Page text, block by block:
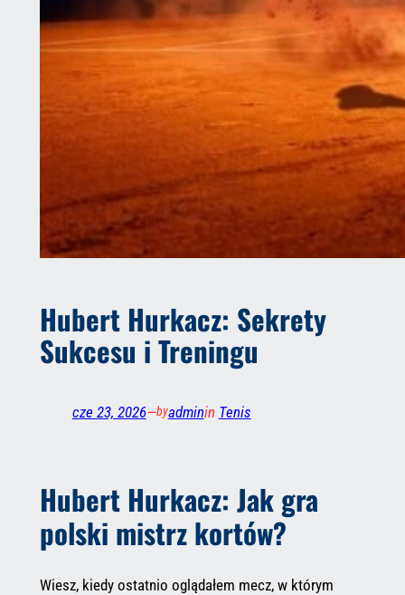
Hubert Hurkacz: Sekrety
Sukcesu i Treningu
cze 23, 2026—byadminin Tenis
Hubert Hurkacz: Jak gra
polski mistrz kortów?
Wiesz, kiedy ostatnio oglądałem mecz, w którym